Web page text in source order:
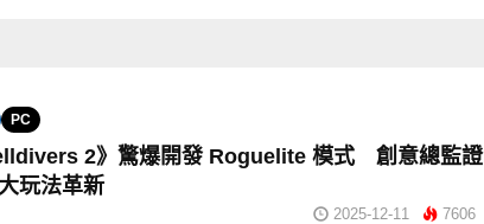
PC
2》驚爆開發 Roguelite 模式 創意總監證
玩法革新
2025-12-11 7606